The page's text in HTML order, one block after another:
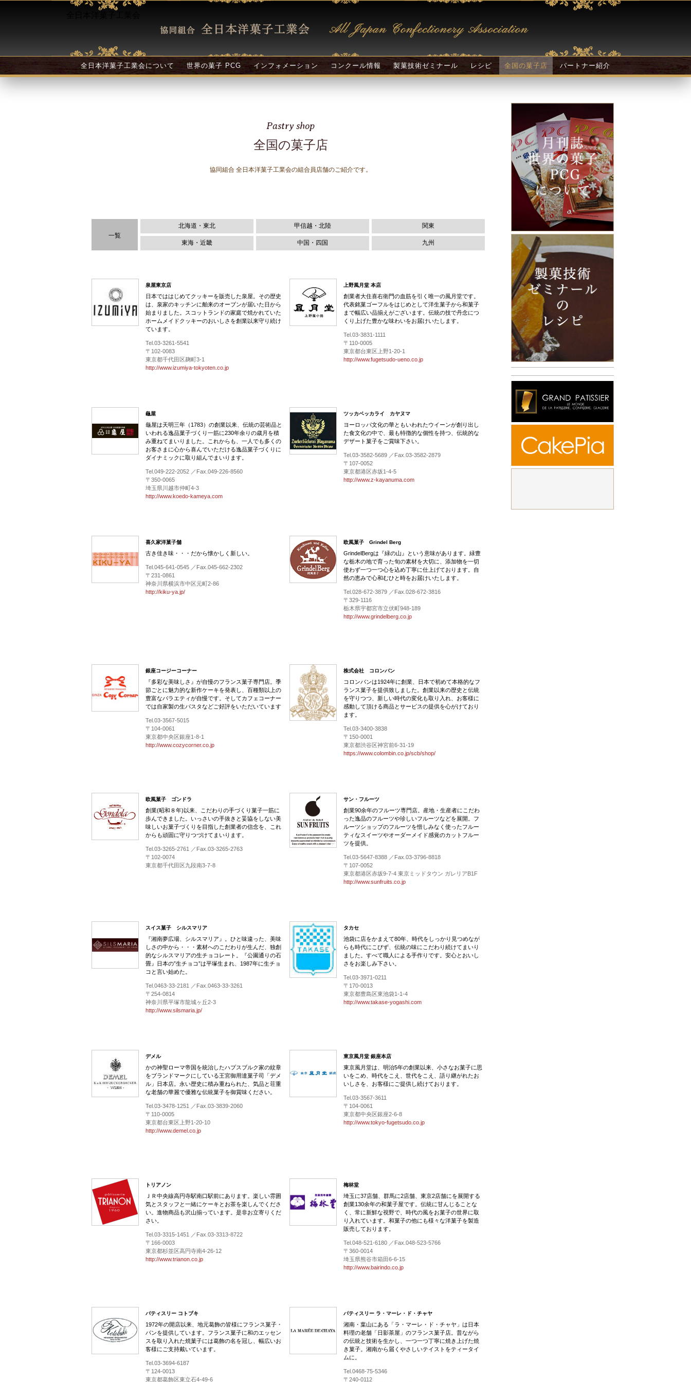
全日本洋菓子工業会について 世界の菓子 PCG インフォメーション コンクール情報 製菓技術ゼミナール レシピ 全国の菓子店 パートナー紹介
Pastry shop
全国の菓子店
協同組合 全日本洋菓子工業会の組合員店舗のご紹介です。
一覧
北海道・東北 甲信越・北陸 関東
東海・近畿 中国・四国 九州
泉屋東京店
日本でははじめてクッキーを販売した泉屋。その歴史
は、泉家のキッチンに舶来のオーブンが届いた日から
始まりました。スコットランドの家庭で焼かれていた
ホームメイドクッキーのおいしさを創業以来守り続け
ています。
Tel.03-3261-5541
〒102-0083
東京都千代田区麹町3-1
http://www.izumiya-tokyoten.co.jp
上野風月堂 本店
創業者大住喜右衛門の血筋を引く唯一の風月堂です。
代表銘菓ゴーフルをはじめとして洋生菓子から和菓子
まで幅広い品揃えがございます。伝統の技で丹念につ
くり上げた豊かな味わいをお届けいたします。
Tel.03-3831-1111
〒110-0005
東京都台東区上野1-20-1
http://www.fugetsudo-ueno.co.jp
龜屋
龜屋は天明三年（1783）の創業以来、伝統の芸術品と
いわれる逸品菓子づくり一筋に230年余りの歳月を積
み重ねてまいりました。これからも、一人でも多くの
お客さまに心から喜んでいただける逸品菓子づくりに
ダイナミックに取り組んでまいります。
Tel.049-222-2052 ／Fax.049-226-8560
〒350-0065
埼玉県川越市仲町4-3
http://www.koedo-kameya.com
ツッカベッカライ カヤヌマ
ヨーロッパ文化の華ともいわれたウイーンが創り出し
た食文化の中で、最も特徴的な個性を持つ、伝統的な
デザート菓子をご賞味下さい。
Tel.03-3582-5689 ／Fax.03-3582-2879
〒107-0052
東京都港区赤坂1-4-5
http://www.z-kayanuma.com
喜久家洋菓子舗
古き佳き味・・・だから懐かしく新しい。
Tel.045-641-0545 ／Fax.045-662-2302
〒231-0861
神奈川県横浜市中区元町2-86
http://kiku-ya.jp/
欧風菓子 Grindel Berg
GrindelBergは『緑の山』という意味があります。緑豊
な栃木の地で育った旬の素材を大切に、添加物を一切
使わず一つ一つ心を込め丁寧に仕上げております。自
然の恵みで心和むひと時をお届けいたします。
Tel.028-672-3879 ／Fax.028-672-3816
〒329-1116
栃木県宇都宮市立伏町948-189
http://www.grindelberg.co.jp
銀座コージーコーナー
『多彩な美味しさ』が自慢のフランス菓子専門店。季
節ごとに魅力的な新作ケーキを発表し、百種類以上の
豊富なバラエティが自慢です。そしてカフェコーナー
では自家製の生パスタなどご好評をいただいています
Tel.03-3567-5015
〒104-0061
東京都中央区銀座1-8-1
http://www.cozycorner.co.jp
株式会社 コロンバン
コロンバンは1924年に創業、日本で初めて本格的なフ
ランス菓子を提供致しました。創業以来の歴史と伝統
を守りつつ、新しい時代の変化も取り入れ、お客様に
感動して頂ける商品とサービスの提供を心がけており
ます。
Tel.03-3400-3838
〒150-0001
東京都渋谷区神宮前6-31-19
https://www.colombin.co.jp/scb/shop/
欧風菓子 ゴンドラ
創業(昭和８年)以来、こだわりの手づくり菓子一筋に
歩んできました。いっさいの手抜きと妥協をしない美
味しいお菓子づくりを目指した創業者の信念を、これ
からも頑固に守りつづけてまいります。
Tel.03-3265-2761 ／Fax.03-3265-2763
〒102-0074
東京都千代田区九段南3-7-8
サン・フルーツ
創業90余年のフルーツ専門店。産地・生産者にこだわ
った逸品のフルーツや珍しいフルーツなどを展開。フ
ルーツショップのフルーツを惜しみなく使ったフルー
ティなスイーツやオーダーメイド感覚のカットフルー
ツを提供。
Tel.03-5647-8388 ／Fax.03-3796-8818
〒107-0052
東京都港区赤坂9-7-4 東京ミッドタウン ガレリアB1F
http://www.sunfruits.co.jp
スイス菓子 シルスマリア
『湘南夢広場、シルスマリア』。ひと味違った、美味
しさの中から・・・素材へのこだわりが生んだ、独創
的なシルスマリアの生チョコレート。『公園通りの石
畳』日本の”生チョコ”は平塚生まれ、1987年に生チョ
コと言い始めた。
Tel.0463-33-2181 ／Fax.0463-33-3261
〒254-0814
神奈川県平塚市龍城ヶ丘2-3
http://www.silsmaria.jp/
タカセ
池袋に店をかまえて80年、時代をしっかり見つめなが
らも時代にこびず、伝統の味にこだわり続けてまいり
ました。すべて職人による手作りです。安心とおいし
さをお楽しみ下さい。
Tel.03-3971-0211
〒170-0013
東京都豊島区東池袋1-1-4
http://www.takase-yogashi.com
デメル
かの神聖ローマ帝国を統治したハプスブルク家の紋章
をブランドマークにしている王宮御用達菓子司「デメ
ル」日本店。永い歴史に積み重ねられた、気品と荘重
な老舗の華麗で優雅な伝統菓子を御賞味ください。
Tel.03-3478-1251 ／Fax.03-3839-2060
〒110-0005
東京都台東区上野1-20-10
http://www.demel.co.jp
東京風月堂 銀座本店
東京風月堂は、明治5年の創業以来、小さなお菓子に思
いをこめ、時代をこえ、世代をこえ、語り継がれたお
いしさを、お客様にご提供し続けております。
Tel.03-3567-3611
〒104-0061
東京都中央区銀座2-6-8
http://www.tokyo-fugetsudo.co.jp
トリアノン
ＪＲ中央線高円寺駅南口駅前にあります。楽しい雰囲
気とスタッフと一緒にケーキとお茶を楽しんでくださ
い。進物商品も沢山揃っています。是非お立寄りくだ
さい。
Tel.03-3315-1451 ／Fax.03-3313-8722
〒166-0003
東京都杉並区高円寺南4-26-12
http://www.trianon.co.jp
梅林堂
埼玉に37店舗、群馬に2店舗、東京2店舗にを展開する
創業130余年の和菓子屋です。伝統に甘んじることな
く、常に新鮮な視野で、時代の風をお菓子の世界に取
り入れています。和菓子の他にも様々な洋菓子を製造
販売しております。
Tel.048-521-6180 ／Fax.048-523-5766
〒360-0014
埼玉県熊谷市箱田6-6-15
http://www.bairindo.co.jp
パティスリー コトブキ
1972年の開店以来、地元葛飾の皆様にフランス菓子・
パンを提供しています。フランス菓子に和のエッセン
スを取り入れた焼菓子には葛飾の名を冠し、幅広いお
客様にご支持戴いています。
Tel.03-3694-6187
〒124-0013
東京都葛飾区東立石4-49-6
パティスリー ラ・マーレ・ド・チャヤ
湘南・葉山にある「ラ・マーレ・ド・チャヤ」は日本
料理の老舗「日影茶屋」のフランス菓子店。昔ながら
の伝統と技術を生かし、一つ一つ丁寧に焼き上げた焼
き菓子。湘南から届くやさしいテイストをティータイ
ムに。
Tel.0468-75-5346
〒240-0112